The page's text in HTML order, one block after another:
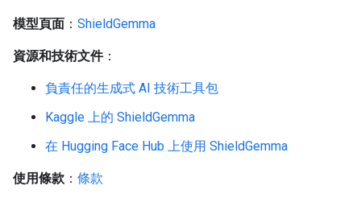
模型頁面 ： ShieldGemma
資源和技術文件：
負責任的生成式 AI 技術工具包
Kaggle 上的 ShieldGemma
在 Hugging Face Hub 上使用 ShieldGemma
使用條款 ： 條款